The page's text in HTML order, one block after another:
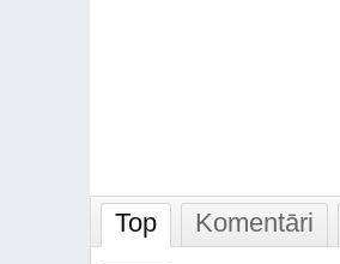
Top Komentāri